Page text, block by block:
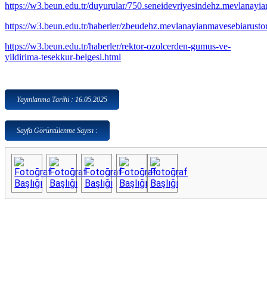
https://w3.beun.edu.tr/duyurular/
https://w3.beun.edu.tr/haberler/
https://w3.beun.edu.tr/haberler/rektor-ozolcerden-gumus-ve-
yildirima-tesekkur-belgesi.html
Yayınlanma Tarihi : 16.05.2025
Sayfa Görüntülenme Sayısı :